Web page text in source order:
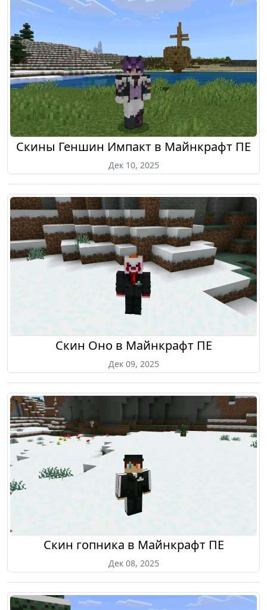
Скины Геншин Импакт в Майнкрафт ПЕ
Дек 10, 2025
Скин Оно в Майнкрафт ПЕ
Дек 09, 2025
Скин гопника в Майнкрафт ПЕ
Дек 08, 2025